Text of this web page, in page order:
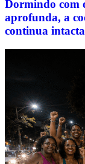
Dormindo com
aprofunda, a
continua intacta